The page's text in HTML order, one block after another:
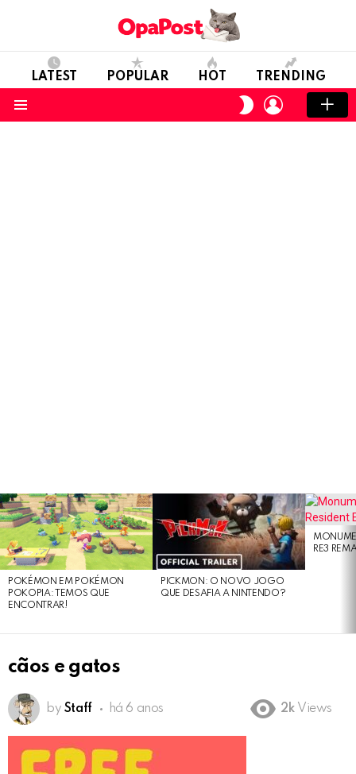
LATEST POPULAR HOT TRENDING
SWITCH
SKIN
LOGIN
LATEST
STORIES
POKÉMON EM POKÉMON
POKOPIA: TEMOS QUE
ENCONTRAR!
PICKMON: O NOVO JOGO
QUE DESAFIA A NINTENDO?
RE3
cãos e gatos
by Staff há 6 anos 2k Views